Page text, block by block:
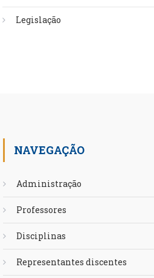
Legislação
NAVEGAÇÃO
Administração
Professores
Disciplinas
Representantes discentes